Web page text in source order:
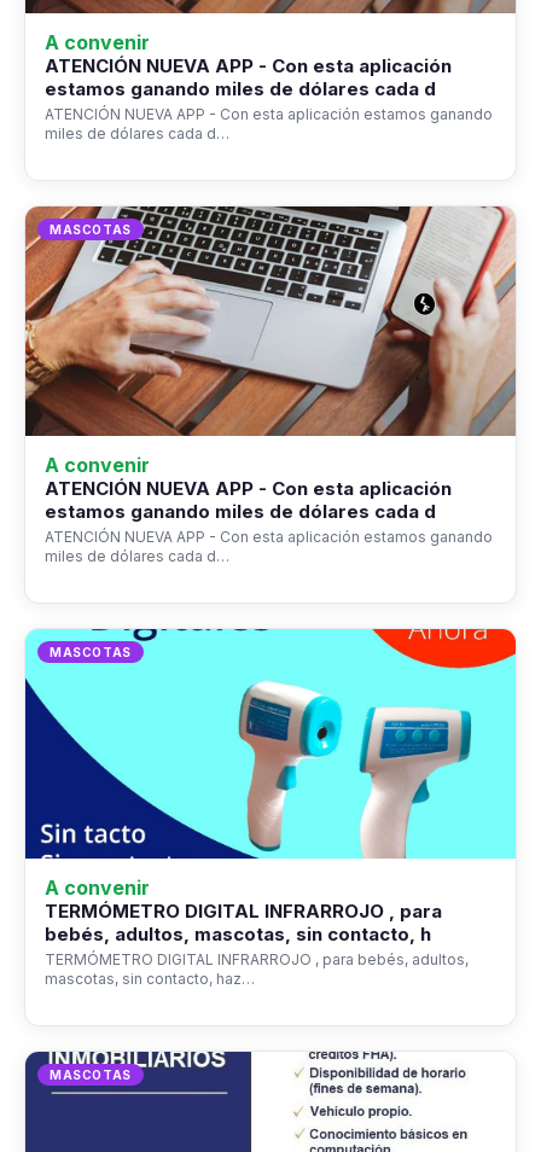
A convenir
ATENCIÓN NUEVA APP - Con esta aplicación
estamos ganando miles de dólares cada d
ATENCIÓN NUEVA APP - Con esta aplicación estamos ganando
miles de dólares cada d…
MASCOTAS
A convenir
ATENCIÓN NUEVA APP - Con esta aplicación
estamos ganando miles de dólares cada d
ATENCIÓN NUEVA APP - Con esta aplicación estamos ganando
miles de dólares cada d…
MASCOTAS
A convenir
TERMÓMETRO DIGITAL INFRARROJO , para
bebés, adultos, mascotas, sin contacto, h
TERMÓMETRO DIGITAL INFRARROJO , para bebés, adultos,
mascotas, sin contacto, haz…
MASCOTAS